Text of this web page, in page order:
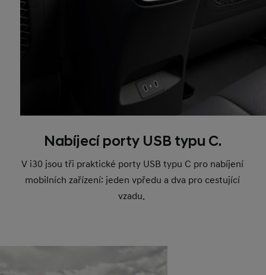
Nabíjecí porty USB typu C.
V i30 jsou tři praktické porty USB typu C pro nabíjení
mobilních zařízení: jeden vpředu a dva pro cestující
vzadu.